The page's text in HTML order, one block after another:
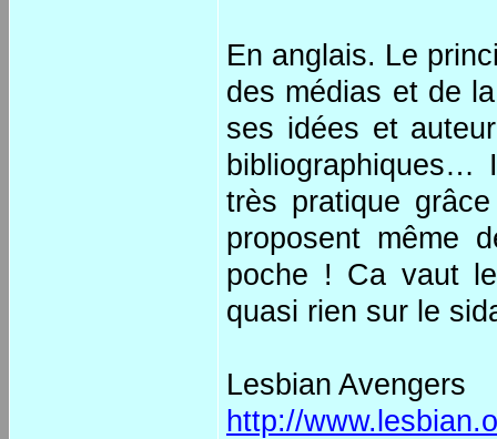
En anglais. Le
des médias et de
ses idées et
bibliographiques…
très pratique
proposent même
poche ! Ca vaut
quasi rien sur le
Lesbian Avengers
http://